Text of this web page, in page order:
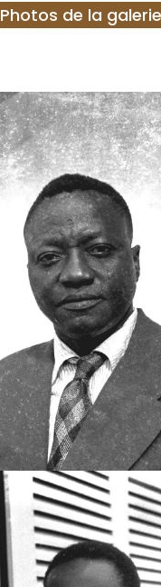
Photos de la galerie